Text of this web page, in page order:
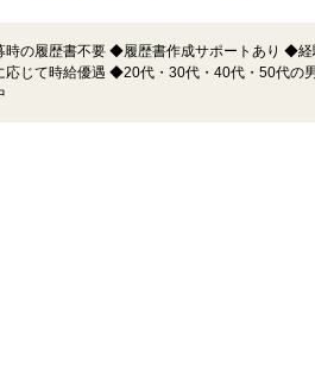
の履歴書不要 ◆履歴書作成サポートあり ◆経
応じて時給優遇 ◆20代・30代・40代・50代の